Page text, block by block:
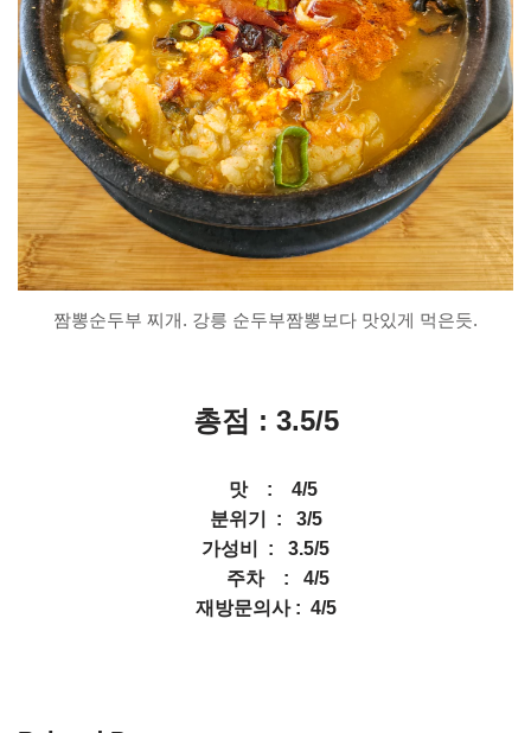
짬뽕순두부 찌개. 강릉 순두부짬뽕보다 맛있게 먹은듯.
총점 : 3.5/5
맛 : 4/5
분위기 : 3/5
가성비 : 3.5/5
주차 : 4/5
재방문의사 : 4/5